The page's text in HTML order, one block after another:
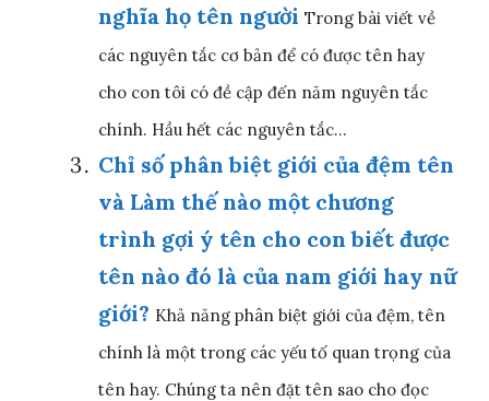
nghĩa họ tên người Trong bài viết về
các nguyên tắc cơ bản để có được tên hay
cho con tôi có đề cập đến năm nguyên tắc
chính. Hầu hết các nguyên tắc...
Chỉ số phân biệt giới của đệm tên
và Làm thế nào một chương
trình gợi ý tên cho con biết được
tên nào đó là của nam giới hay nữ
giới? Khả năng phân biệt giới của đệm, tên
chính là một trong các yếu tố quan trọng của
tên hay. Chúng ta nên đặt tên sao cho đọc